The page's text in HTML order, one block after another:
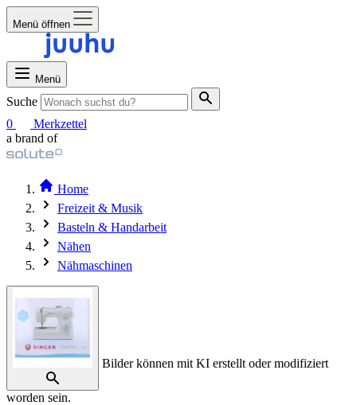
Menü öffnen
Menü
Suche
0
Merkzettel
a brand of
Home
Freizeit & Musik
Basteln & Handarbeit
Nähen
Nähmaschinen
Bilder können mit KI erstellt oder modifiziert
worden sein.